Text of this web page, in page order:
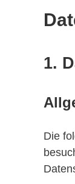
1.
Die